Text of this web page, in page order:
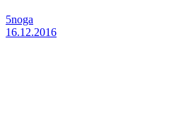
5noga
16.12.2016